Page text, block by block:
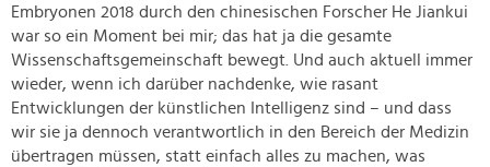
Embryonen 2018 durch den chinesischen Forscher He Jiankui
war so ein Moment bei mir; das hat ja die gesamte
Wissenschaftsgemeinschaft bewegt. Und auch aktuell immer
wieder, wenn ich darüber nachdenke, wie rasant
Entwicklungen der künstlichen Intelligenz sind – und dass
wir sie ja dennoch verantwortlich in den Bereich der Medizin
übertragen müssen, statt einfach alles zu machen, was